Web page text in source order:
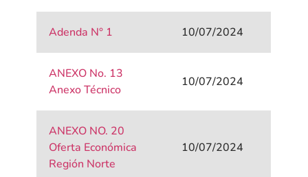
Adenda N° 1 10/07/2024
ANEXO No. 13
Anexo Técnico
10/07/2024
ANEXO NO. 20
Oferta Económica
Región Norte
10/07/2024